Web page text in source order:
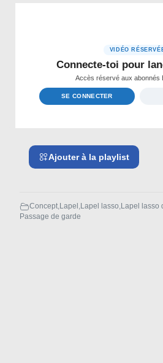
Ajouter à la playlist
Concept,Lapel ,Lapel lasso,Lapel lasso
Passage de garde